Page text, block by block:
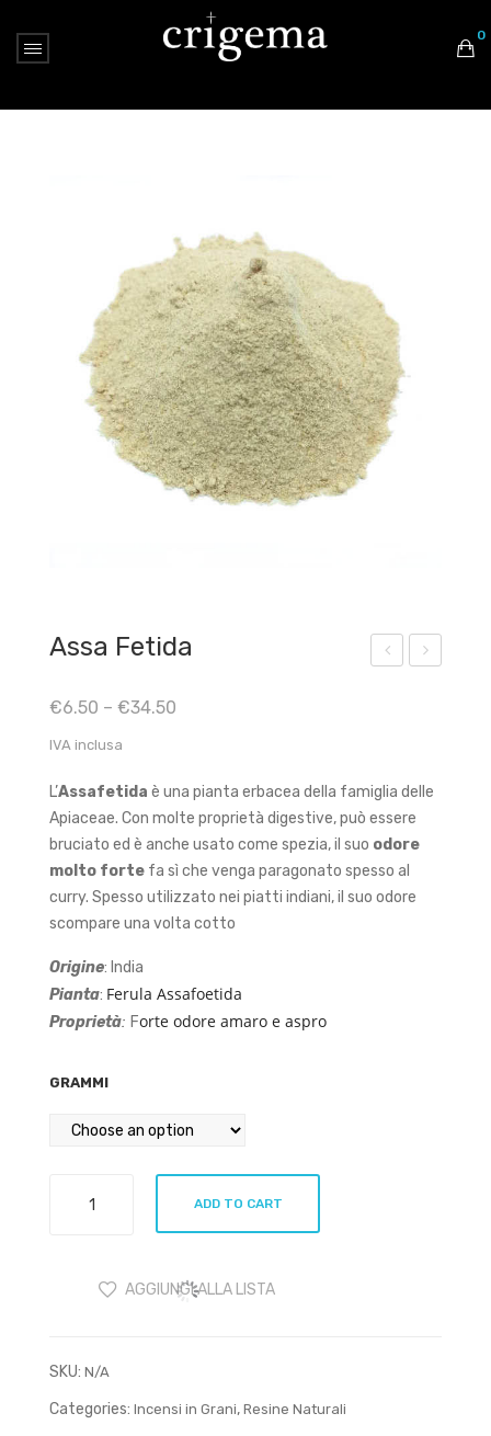
0
Nessun prodotto nel carrello.
o
Pat
cho
uli
–
Assa Fetida
€6.50 – €34.50
IVA inclusa
L’Assafetida è una pianta erbacea della famiglia delle
Apiaceae. Con molte proprietà digestive, può essere
bruciato ed è anche usato come spezia, il suo odore
molto forte fa sì che venga paragonato spesso al
curry. Spesso utilizzato nei piatti indiani, il suo odore
scompare una volta cotto
Origine: India
Pianta: Ferula Assafoetida
Proprietà: Forte odore amaro e aspro
GRAMMI
Fetida
ADD TO CART
AGGIUNGI ALLA LISTA
SKU: N/A
Categories: Incensi in Grani, Resine Naturali